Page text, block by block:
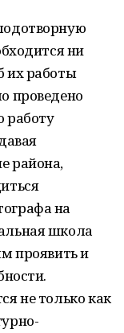
ни
их работы
проведено
работу
района,
на
школа
проявить и
не только как